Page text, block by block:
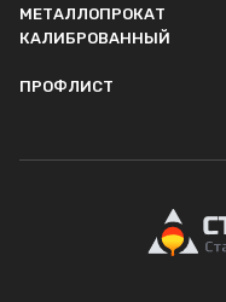
МЕТАЛЛОПРОКАТ
КАЛИБРОВАННЫЙ
ПРОФЛИСТ